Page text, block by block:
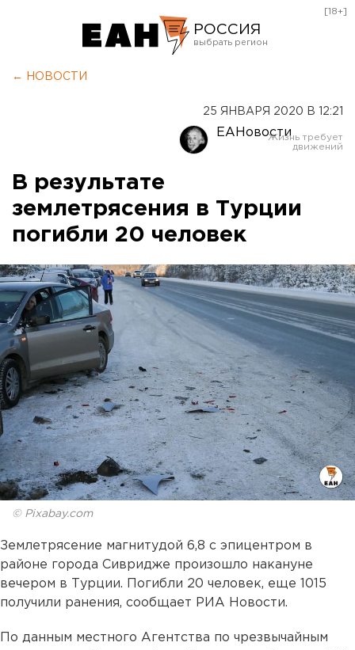
РОССИЯ
Оренбург
[18+]
← НОВОСТИ
25 ЯНВАРЯ 2020 В 12:21
ЕАНовости
В результате
землетрясения в Турции
погибли 20 человек
© Pixabay.com
Землетрясение магнитудой 6,8 с эпицентром в
районе города Сивридже произошло накануне
вечером в Турции. Погибли 20 человек, еще 1015
получили ранения, сообщает РИА Новости.
По данным местного Агентства по чрезвычайным